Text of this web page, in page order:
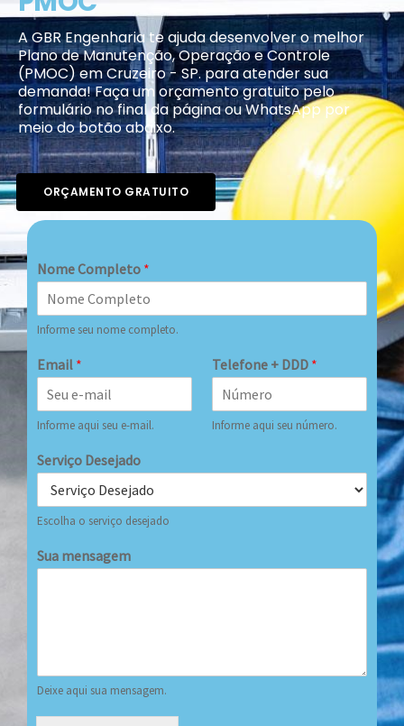
A GBR Engenharia te ajuda desenvolver o melhor
Plano de Manutenção, Operação e Controle
(PMOC) em Cruzeiro - SP. para atender sua
demanda! Faça um orçamento gratuito pelo
formulário no final da página ou WhatsApp por
meio do botão abaixo.
ORÇAMENTO GRATUITO
Nome Completo *
Informe seu nome completo.
Email *
Informe aqui seu e-mail.
Telefone + DDD *
Informe aqui seu número.
Serviço Desejado
Escolha o serviço desejado
Sua mensagem
Deixe aqui sua mensagem.